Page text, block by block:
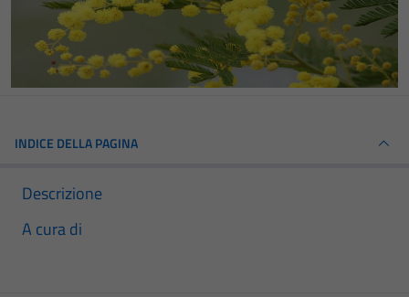
INDICE DELLA PAGINA
Descrizione
A cura di